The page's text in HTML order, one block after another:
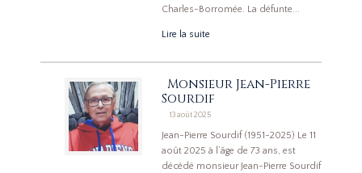
Charles-Borromée. La défunte...
Lire la suite
Monsieur Jean-Pierre
Sourdif
13 août 2025
Jean-Pierre Sourdif (1951-2025) Le 11
août 2025 à l’âge de 73 ans, est
décédé monsieur Jean-Pierre Sourdif